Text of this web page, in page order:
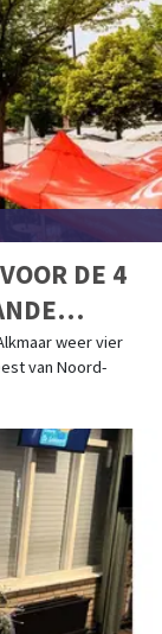
DE 4
weer vier
van Noord-